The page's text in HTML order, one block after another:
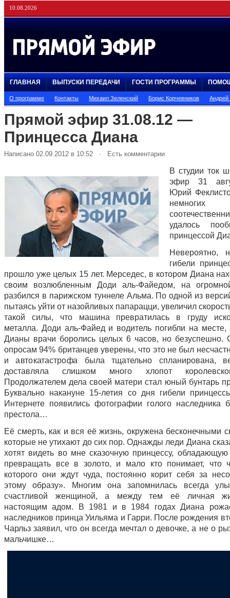
10.08.2026
ГЛАВНАЯ ВЫПУСКИ ПЕРЕДАЧИ ГОСТИ ПРОГРАММЫ
О программе Контакты Михаил Зеленский Борис Корчевников
Прямой эфир 31.08.12 —
Принцесса Диана
Написано 02.09.2012 в 10:52 · Есть комментарии
В студии ток
эфир 31
Юрий
удалось
принцессой
Невероятно,
гибели
прошло уже целых 15 лет. Мерседес, в котором Диана
своим возлюбленным Доди аль-Файедом, на
разбился в парижском туннеле Альма. По одной из
пытаясь уйти от назойливых папарацци, увеличил
такой силы, что машина превратилась в груду
металла. Доди аль-Файед и водитель погибли на месте,
Дианы врачи боролись целых 6 часов, но безуспешно.
опросам 94% британцев уверены, что это не был
и автокатастрофа была тщательно спланирована,
доставляла слишком много хлопот
Продолжателем дела своей матери стал юный бунтарь
Буквально накануне 15-летия со дня гибели
Интернете появились фотографии голого наследника
престола…
Её смерть, как и вся её жизнь, окружена бесконечными
которые не утихают до сих пор. Однажды леди Диана
хотят видеть во мне сказочную принцессу, обладающую
превращать все в золото, и мало кто понимает, что
которого они ждут чуда, постоянно корит себя за
этому образу». Многим она запомнилась всегда
счастливой женщиной, а между тем её личная
настоящим адом. В 1981 и в 1984 годах Диана
наследников принца Уильяма и Гарри. После рождения
Чарльз заявил, что он всегда мечтал о девочке, а не о
мальчишке…